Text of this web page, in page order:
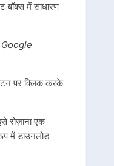
बॉक्स में साधारण
पर क्लिक करके
रोज़ाना एक
में डाउनलोड